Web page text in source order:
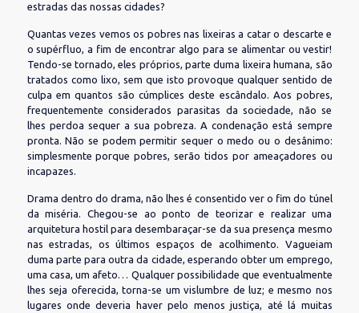
estradas das nossas cidades?
Quantas vezes vemos os pobres nas lixeiras a catar o descarte e
o supérfluo, a fim de encontrar algo para se alimentar ou vestir!
Tendo-se tornado, eles próprios, parte duma lixeira humana, são
tratados como lixo, sem que isto provoque qualquer sentido de
culpa em quantos são cúmplices deste escândalo. Aos pobres,
frequentemente considerados parasitas da sociedade, não se
lhes perdoa sequer a sua pobreza. A condenação está sempre
pronta. Não se podem permitir sequer o medo ou o desânimo:
simplesmente porque pobres, serão tidos por ameaçadores ou
incapazes.
Drama dentro do drama, não lhes é consentido ver o fim do túnel
da miséria. Chegou-se ao ponto de teorizar e realizar uma
arquitetura hostil para desembaraçar-se da sua presença mesmo
nas estradas, os últimos espaços de acolhimento. Vagueiam
duma parte para outra da cidade, esperando obter um emprego,
uma casa, um afeto… Qualquer possibilidade que eventualmente
lhes seja oferecida, torna-se um vislumbre de luz; e mesmo nos
lugares onde deveria haver pelo menos justiça, até lá muitas